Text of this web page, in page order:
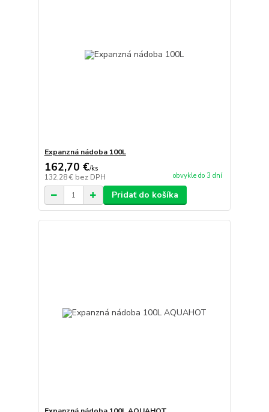
Expanzná nádoba 100L
162,70 €/ks
132,28 € bez DPH obvykle do 3 dní
Pridať do košíka